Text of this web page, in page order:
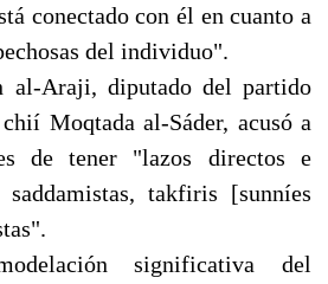
conectado con él en cuanto a
del individuo".
al-Araji, diputado del partido
Moqtada al-Sáder, acusó a
de tener "lazos directos e
takfiris [sunníes
significativa del